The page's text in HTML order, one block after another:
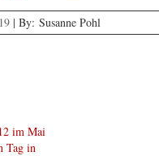
| By: Susanne Pohl
im Mai
Tag in